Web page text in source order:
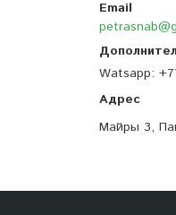
Watsapp
Майры 3,